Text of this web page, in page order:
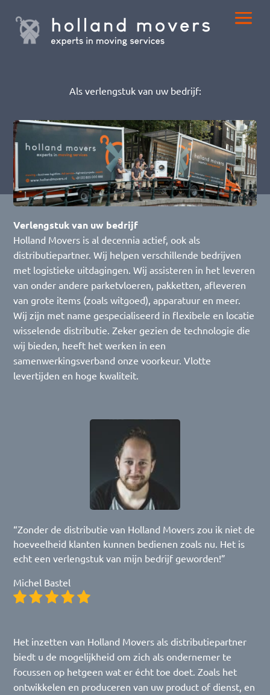
Als verlengstuk van uw bedrijf:
Verlengstuk van uw bedrijf
Holland Movers is al decennia actief, ook als
distributiepartner. Wij helpen verschillende bedrijven
met logistieke uitdagingen. Wij assisteren in het leveren
van onder andere parketvloeren, pakketten, afleveren
van grote items (zoals witgoed), apparatuur en meer.
Wij zijn met name gespecialiseerd in flexibele en locatie
wisselende distributie. Zeker gezien de technologie die
wij bieden, heeft het werken in een
samenwerkingsverband onze voorkeur. Vlotte
levertijden en hoge kwaliteit.
“Zonder de distributie van Holland Movers zou ik niet de
hoeveelheid klanten kunnen bedienen zoals nu. Het is
echt een verlengstuk van mijn bedrijf geworden!”
Michel Bastel
Het inzetten van Holland Movers als distributiepartner
biedt u de mogelijkheid om zich als ondernemer te
focussen op hetgeen wat er écht toe doet. Zoals het
ontwikkelen en produceren van uw product of dienst, en